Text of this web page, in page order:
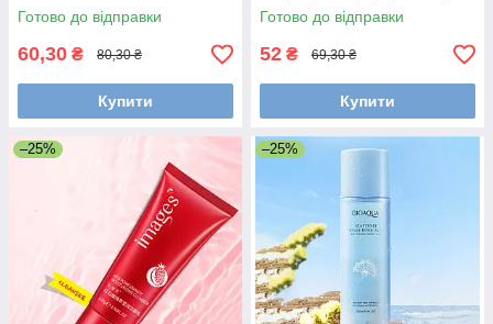
Готово до відправки
60,30 ₴ 80,30 ₴
Купити
30 г
Готово до відправки
52 ₴ 69,30 ₴
Купити
–25% –25%